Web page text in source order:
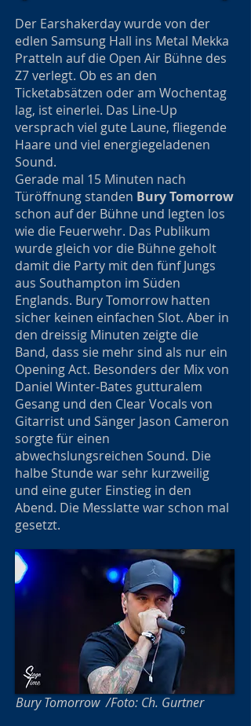
Der Earshakerday wurde von der
edlen Samsung Hall ins Metal Mekka
Pratteln auf die Open Air Bühne des
Z7 verlegt. Ob es an den
Ticketabsätzen oder am Wochentag
lag, ist einerlei. Das Line-Up
versprach viel gute Laune, fliegende
Haare und viel energiegeladenen
Sound.
Gerade mal 15 Minuten nach
Türöffnung standen Bury Tomorrow
schon auf der Bühne und legten los
wie die Feuerwehr. Das Publikum
wurde gleich vor die Bühne geholt
damit die Party mit den fünf Jungs
aus Southampton im Süden
Englands. Bury Tomorrow hatten
sicher keinen einfachen Slot. Aber in
den dreissig Minuten zeigte die
Band, dass sie mehr sind als nur ein
Opening Act. Besonders der Mix von
Daniel Winter-Bates gutturalem
Gesang und den Clear Vocals von
Gitarrist und Sänger Jason Cameron
sorgte für einen
abwechslungsreichen Sound. Die
halbe Stunde war sehr kurzweilig
und eine guter Einstieg in den
Abend. Die Messlatte war schon mal
gesetzt.
Bury Tomorrow /Foto: Ch. Gurtner